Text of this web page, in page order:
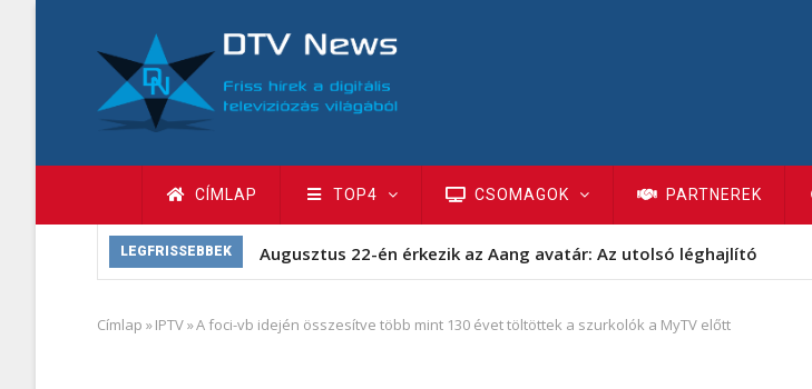
tartalomra
Fő
navigáció
CÍMLAP TOP4 CSOMAGOK PARTNEREK
LEGFRISSEBBEK Augusztus 22-én érkezik az Aang avatár: Az utolsó léghajlító
Morzsa
Címlap »IPTV»A foci-vb idején összesítve több mint 130 évet töltöttek a szurkolók a MyTV előtt